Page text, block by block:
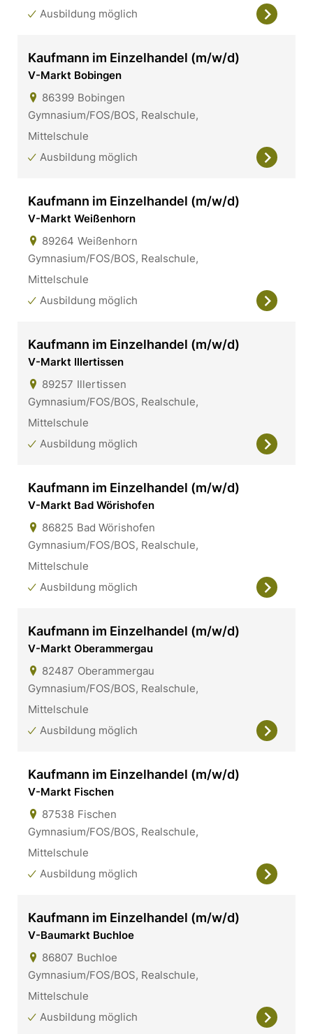
Ausbildung möglich
Kaufmann im Einzelhandel (m/w/d)
V-Markt Bobingen
86399 Bobingen
Gymnasium/FOS/BOS, Realschule,
Mittelschule
Ausbildung möglich
Kaufmann im Einzelhandel (m/w/d)
V-Markt Weißenhorn
89264 Weißenhorn
Gymnasium/FOS/BOS, Realschule,
Mittelschule
Ausbildung möglich
Kaufmann im Einzelhandel (m/w/d)
V-Markt Illertissen
89257 Illertissen
Gymnasium/FOS/BOS, Realschule,
Mittelschule
Ausbildung möglich
Kaufmann im Einzelhandel (m/w/d)
V-Markt Bad Wörishofen
86825 Bad Wörishofen
Gymnasium/FOS/BOS, Realschule,
Mittelschule
Ausbildung möglich
Kaufmann im Einzelhandel (m/w/d)
V-Markt Oberammergau
82487 Oberammergau
Gymnasium/FOS/BOS, Realschule,
Mittelschule
Ausbildung möglich
Kaufmann im Einzelhandel (m/w/d)
V-Markt Fischen
87538 Fischen
Gymnasium/FOS/BOS, Realschule,
Mittelschule
Ausbildung möglich
Kaufmann im Einzelhandel (m/w/d)
V-Baumarkt Buchloe
86807 Buchloe
Gymnasium/FOS/BOS, Realschule,
Mittelschule
Ausbildung möglich